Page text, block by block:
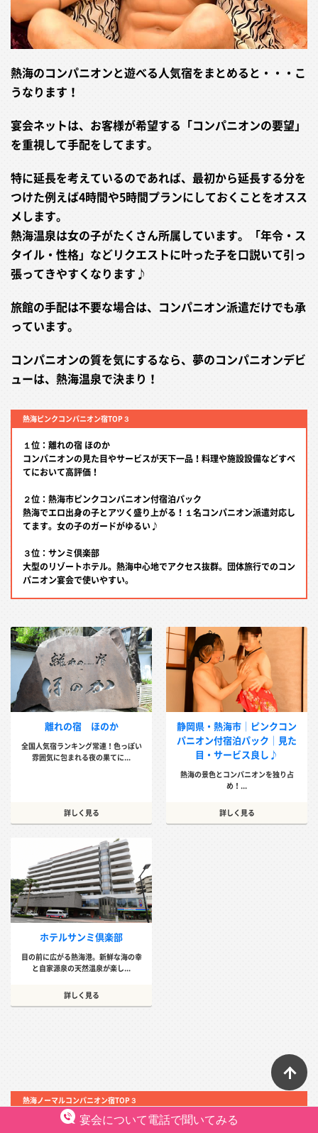
宴会について電話で聞いてみる
熱海のコンパニオンと遊べる人気宿をまとめると・・・こ
うなります！
宴会ネットは、お客様が希望する「コンパニオンの要望」
を重視して手配をしてます。
特に延長を考えているのであれば、最初から延長する分を
つけた例えば4時間や5時間プランにしておくことをオスス
メします。
熱海温泉は女の子がたくさん所属しています。「年令・ス
タイル・性格」などリクエストに叶った子を口説いて引っ
張ってきやすくなります♪
旅館の手配は不要な場合は、コンパニオン派遣だけでも承
っています。
コンパニオンの質を気にするなら、夢のコンパニオンデビ
ューは、熱海温泉で決まり！
熱海ピンクコンパニオン宿TOP３
１位：離れの宿 ほのか
コンパニオンの見た目やサービスが天下一品！料理や施設設備などすべ
てにおいて高評価！
２位：熱海市ピンクコンパニオン付宿泊パック
熱海でエロ出身の子とアツく盛り上がる！１名コンパニオン派遣対応し
てます。女の子のガードがゆるい♪
３位：サンミ倶楽部
大型のリゾートホテル。熱海中心地でアクセス抜群。団体旅行でのコン
パニオン宴会で使いやすい。
離れの宿 ほのか
全国人気宿ランキング常連！色っぽい
雰囲気に包まれる夜の果てに...
詳しく見る
静岡県・熱海市│ピンクコン
パニオン付宿泊パック│見た
目・サービス良し♪
熱海の景色とコンパニオンを独り占
め！...
詳しく見る
ホテルサンミ倶楽部
目の前に広がる熱海港。新鮮な海の幸
と自家源泉の天然温泉が楽し...
詳しく見る
熱海ノーマルコンパニオン宿TOP３
１位：玉の湯ホテル